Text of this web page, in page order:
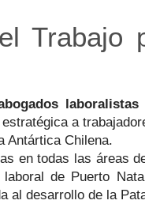
Trabajo
a
Antártica Chilena.
en todas las áreas
de Puerto
al desarrollo de la